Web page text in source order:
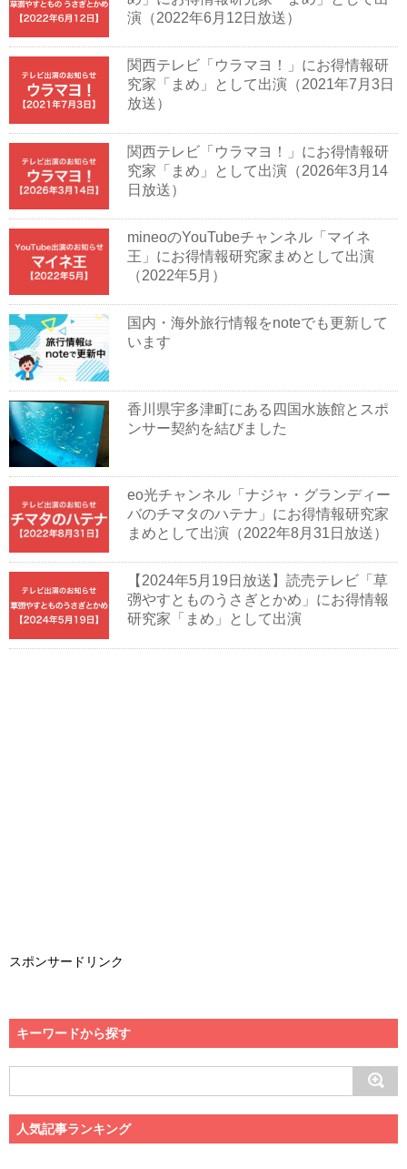
演（2022年6月12日放送）
関西テレビ「ウラマヨ！」にお得情報研
究家「まめ」として出演（2021年7月3日
放送）
関西テレビ「ウラマヨ！」にお得情報研
究家「まめ」として出演（2026年3月14
日放送）
mineoのYouTubeチャンネル「マイネ
王」にお得情報研究家まめとして出演
（2022年5月）
国内・海外旅行情報をnoteでも更新して
います
香川県宇多津町にある四国水族館とスポ
ンサー契約を結びました
eo光チャンネル「ナジャ・グランディー
バのチマタのハテナ」にお得情報研究家
まめとして出演（2022年8月31日放送）
【2024年5月19日放送】読売テレビ「草
彅やすとものうさぎとかめ」にお得情報
研究家「まめ」として出演
スポンサードリンク
キーワードから探す
人気記事ランキング